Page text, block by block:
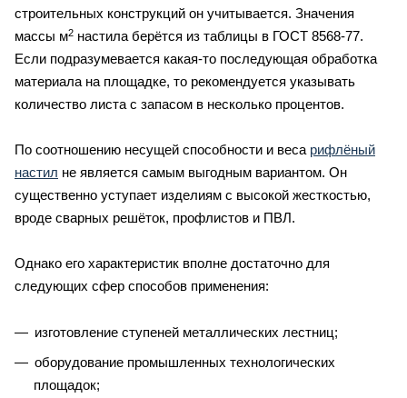
строительных конструкций он учитывается. Значения
массы м2 настила берётся из таблицы в ГОСТ 8568-77.
Если подразумевается какая-то последующая обработка
материала на площадке, то рекомендуется указывать
количество листа с запасом в несколько процентов.
По соотношению несущей способности и веса рифлёный
настил не является самым выгодным вариантом. Он
существенно уступает изделиям с высокой жесткостью,
вроде сварных решёток, профлистов и ПВЛ.
Однако его характеристик вполне достаточно для
следующих сфер способов применения:
изготовление ступеней металлических лестниц;
оборудование промышленных технологических
площадок;